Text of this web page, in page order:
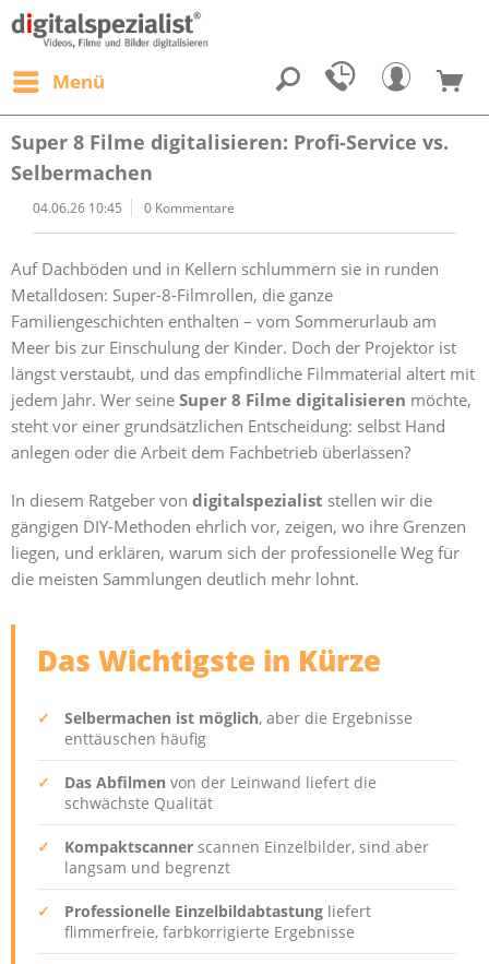
Menü
Super 8 Filme digitalisieren: Profi-Service vs.
Selbermachen
04.06.26 10:45 0 Kommentare
Auf Dachböden und in Kellern schlummern sie in runden
Metalldosen: Super-8-Filmrollen, die ganze
Familiengeschichten enthalten – vom Sommerurlaub am
Meer bis zur Einschulung der Kinder. Doch der Projektor ist
längst verstaubt, und das empfindliche Filmmaterial altert mit
jedem Jahr. Wer seine Super 8 Filme digitalisieren möchte,
steht vor einer grundsätzlichen Entscheidung: selbst Hand
anlegen oder die Arbeit dem Fachbetrieb überlassen?
In diesem Ratgeber von digitalspezialist stellen wir die
gängigen DIY-Methoden ehrlich vor, zeigen, wo ihre Grenzen
liegen, und erklären, warum sich der professionelle Weg für
die meisten Sammlungen deutlich mehr lohnt.
Das Wichtigste in Kürze
✓ Selbermachen ist möglich, aber die Ergebnisse
enttäuschen häufig
✓ Das Abfilmen von der Leinwand liefert die
schwächste Qualität
✓ Kompaktscanner scannen Einzelbilder, sind aber
langsam und begrenzt
✓ Professionelle Einzelbildabtastung liefert
flimmerfreie, farbkorrigierte Ergebnisse